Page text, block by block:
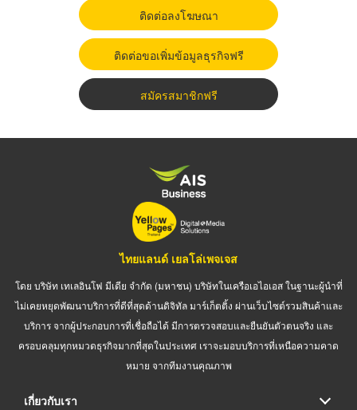
ติดต่อลงโฆษณา
ติดต่อขอเพิ่มข้อมูลธุรกิจฟรี
สมัครสมาชิกฟรี
ไทยแลนด์ เยลโล่เพจเจส
โดย บริษัท เทเลอินโฟ มีเดีย จำกัด (มหาชน) บริษัทในเครือเอไอเอส ในฐานะผู้นำที่
ไม่เคยหยุดพัฒนาบริการที่ดีที่สุดด้านดิจิทัล มาร์เก็ตติ้ง ผ่านเว็บไซต์รวมสินค้าและ
บริการ จากผู้ประกอบการที่เชื่อถือได้ มีการตรวจสอบและยืนยันตัวตนจริง และ
ครอบคลุมทุกหมวดธุรกิจมากที่สุดในประเทศ เราจะมอบบริการที่เหนือความคาด
หมาย จากทีมงานคุณภาพ
เกี่ยวกับเรา